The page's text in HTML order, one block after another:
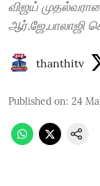
விஜய்
ஆர்.ஜே.பாலாஜி
thanthitv
Published on: 24